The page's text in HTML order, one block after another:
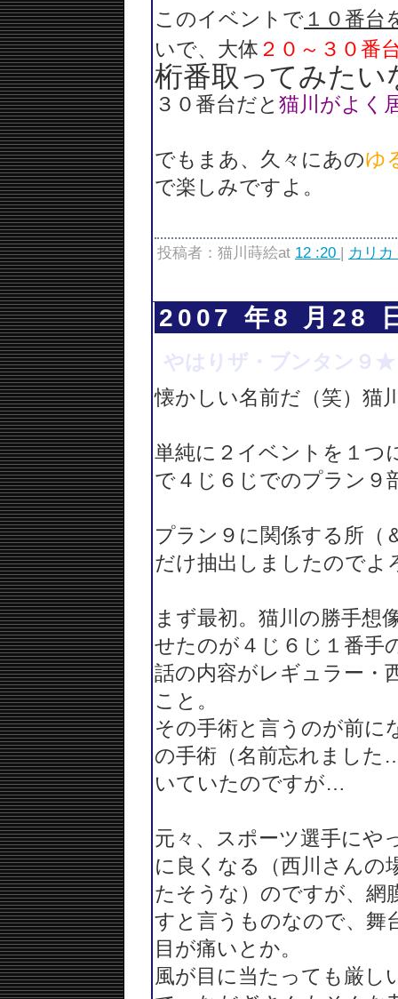
このイベントで １０番台
いで、大体 ２０～３０番
桁番取ってみたい
３０番台だと 猫川がよく
でもまあ、久々にあのゆ
で楽しみですよ。
投稿者：猫川蒔絵at 12 :20 | カリカ
2007 年8 月28
やはりザ・ブンタン９★
懐かしい名前だ（笑）猫
単純に２イベントを１つ
で４じ６じでのプラン９
プラン９に関係する所（
だけ抽出しましたのでよ
まず最初。猫川の勝手
せたのが４じ６じ１番手
話の内容がレギュラー・
こと。
その手術と言うのが前に
の手術（名前忘れまし
いていたのですが…
元々、スポーツ選手にや
に良くなる（西川さん
たそうな）のですが、網
すと言うものなので、舞
目が痛いとか。
風が目に当たっても厳し